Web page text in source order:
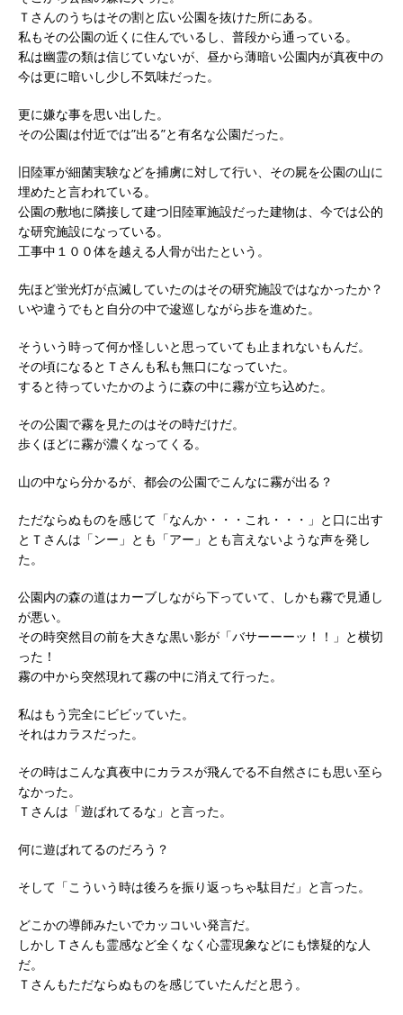
Ｔさんのうちはその割と広い公園を抜けた所にある。
私もその公園の近くに住んでいるし、普段から通っている。
私は幽霊の類は信じていないが、昼から薄暗い公園内が真夜中の
今は更に暗いし少し不気味だった。
更に嫌な事を思い出した。
その公園は付近では”出る”と有名な公園だった。
旧陸軍が細菌実験などを捕虜に対して行い、その屍を公園の山に
埋めたと言われている。
公園の敷地に隣接して建つ旧陸軍施設だった建物は、今では公的
な研究施設になっている。
工事中１００体を越える人骨が出たという。
先ほど蛍光灯が点滅していたのはその研究施設ではなかったか？
いや違うでもと自分の中で逡巡しながら歩を進めた。
そういう時って何か怪しいと思っていても止まれないもんだ。
その頃になるとＴさんも私も無口になっていた。
すると待っていたかのように森の中に霧が立ち込めた。
その公園で霧を見たのはその時だけだ。
歩くほどに霧が濃くなってくる。
山の中なら分かるが、都会の公園でこんなに霧が出る？
ただならぬものを感じて「なんか・・・これ・・・」と口に出す
とＴさんは「ンー」とも「アー」とも言えないような声を発し
た。
公園内の森の道はカーブしながら下っていて、しかも霧で見通し
が悪い。
その時突然目の前を大きな黒い影が「バサーーーッ！！」と横切
った！
霧の中から突然現れて霧の中に消えて行った。
私はもう完全にビビッていた。
それはカラスだった。
その時はこんな真夜中にカラスが飛んでる不自然さにも思い至ら
なかった。
Ｔさんは「遊ばれてるな」と言った。
何に遊ばれてるのだろう？
そして「こういう時は後ろを振り返っちゃ駄目だ」と言った。
どこかの導師みたいでカッコいい発言だ。
しかしＴさんも霊感など全くなく心霊現象などにも懐疑的な人
だ。
Ｔさんもただならぬものを感じていたんだと思う。